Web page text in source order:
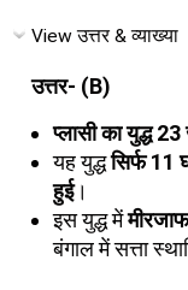
View उत्तर & व्याख्या
उत्तर- (B)
प्लासी का युद्ध
यह युद्धसिर्फ 11
हुई।
इस युद्ध में
बंगाल में सत्ता